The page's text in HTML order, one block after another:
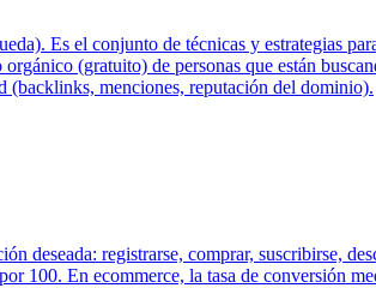
Es el conjunto de técnicas y estrategias
(gratuito) de personas que están
menciones, reputación del dominio).
deseada: registrarse, comprar, suscribirse,
100. En ecommerce, la tasa de conversión